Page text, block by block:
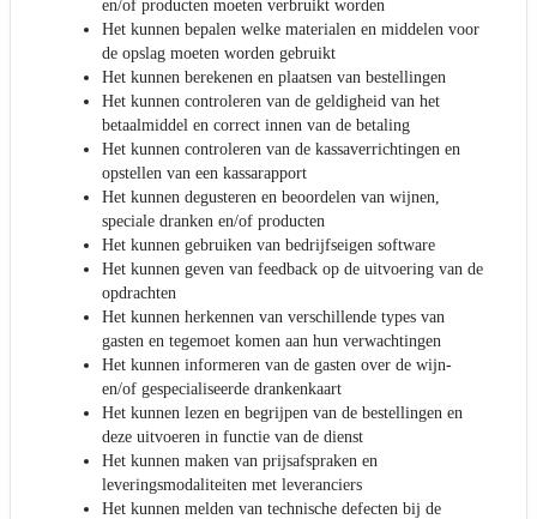
en/of producten moeten verbruikt worden
Het kunnen bepalen welke materialen en middelen voor
de opslag moeten worden gebruikt
Het kunnen berekenen en plaatsen van bestellingen
Het kunnen controleren van de geldigheid van het
betaalmiddel en correct innen van de betaling
Het kunnen controleren van de kassaverrichtingen en
opstellen van een kassarapport
Het kunnen degusteren en beoordelen van wijnen,
speciale dranken en/of producten
Het kunnen gebruiken van bedrijfseigen software
Het kunnen geven van feedback op de uitvoering van de
opdrachten
Het kunnen herkennen van verschillende types van
gasten en tegemoet komen aan hun verwachtingen
Het kunnen informeren van de gasten over de wijn-
en/of gespecialiseerde drankenkaart
Het kunnen lezen en begrijpen van de bestellingen en
deze uitvoeren in functie van de dienst
Het kunnen maken van prijsafspraken en
leveringsmodaliteiten met leveranciers
Het kunnen melden van technische defecten bij de